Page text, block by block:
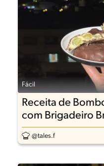
Fácil
Receita de
com Brigadeiro
de Chocolate
@tales.f